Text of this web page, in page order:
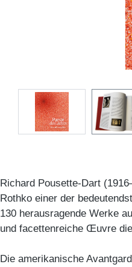
Richard Pousette-Dart
Rothko einer der
130 herausragende Werke
und facettenreiche Œuvre
Die amerikanische